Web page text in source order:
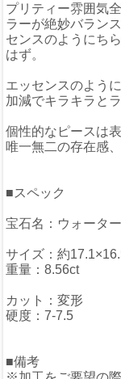
プリティー雰囲気
ラーが絶妙バラン
センスのようにち
はず。
エッセンスのよう
加減でキラキラと
個性的なピースは
唯一無二の存在感
■スペック
宝石名：ウォータ
サイズ：約
重量：8.56ct
カット：変形
硬度：7-7.5
■備考